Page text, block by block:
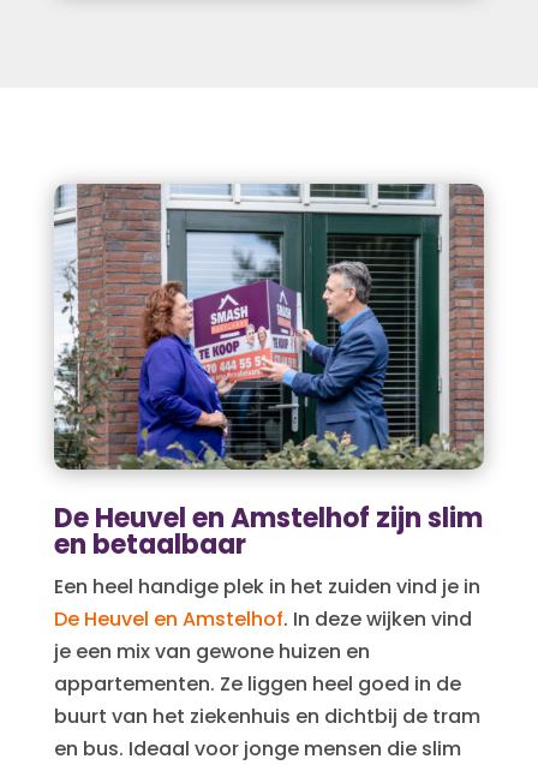
De Heuvel en Amstelhof zijn slim
en betaalbaar
Een heel handige plek in het zuiden vind je in
De Heuvel en Amstelhof. In deze wijken vind
je een mix van gewone huizen en
appartementen. Ze liggen heel goed in de
buurt van het ziekenhuis en dichtbij de tram
en bus. Ideaal voor jonge mensen die slim